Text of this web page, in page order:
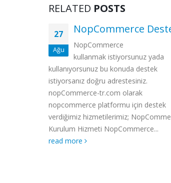
RELATED POSTS
Ağu
NopCommerce Destek
NopCommerce
kullanmak istiyorsunuz yada
kullanıyorsunuz bu konuda destek
istiyorsanız doğru adrestesiniz.
nopCommerce-tr.com olarak
nopcommerce platformu için destek
verdiğimiz hizmetilerimiz; NopCommerce
Kurulum Hizmeti NopCommerce...
read more